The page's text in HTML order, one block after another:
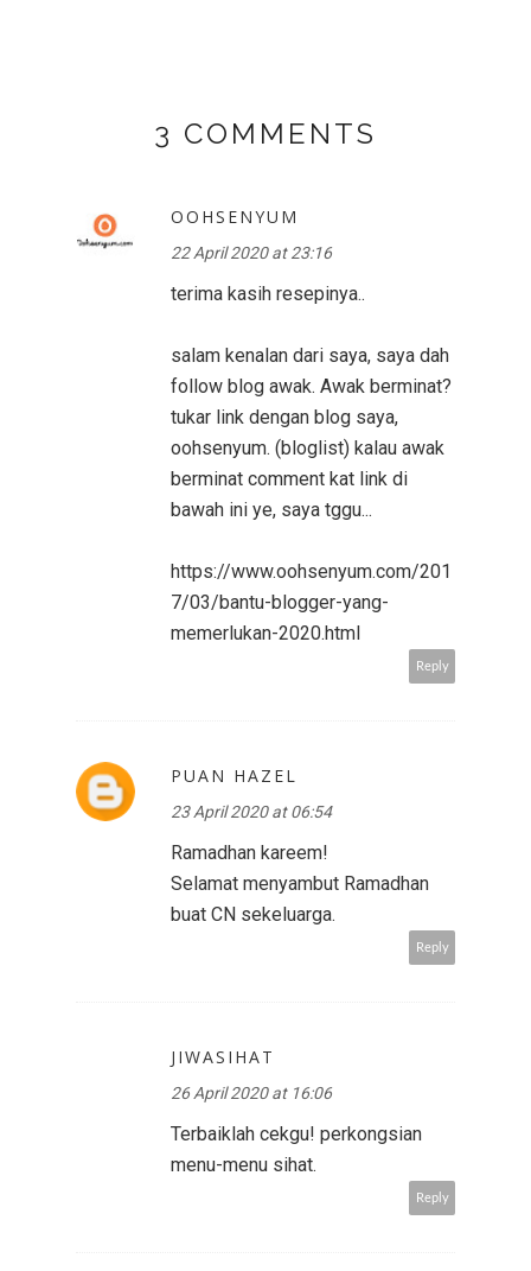
3 COMMENTS
OOHSENYUM
22 April 2020 at 23:16
terima kasih resepinya..
salam kenalan dari saya, saya dah
follow blog awak. Awak berminat?
tukar link dengan blog saya,
oohsenyum. (bloglist) kalau awak
berminat comment kat link di
bawah ini ye, saya tggu...
https://www.oohsenyum.com/201
7/03/bantu-blogger-yang-
memerlukan-2020.html
Reply
PUAN HAZEL
23 April 2020 at 06:54
Ramadhan kareem!
Selamat menyambut Ramadhan
buat CN sekeluarga.
Reply
JIWASIHAT
26 April 2020 at 16:06
Terbaiklah cekgu! perkongsian
menu-menu sihat.
Reply